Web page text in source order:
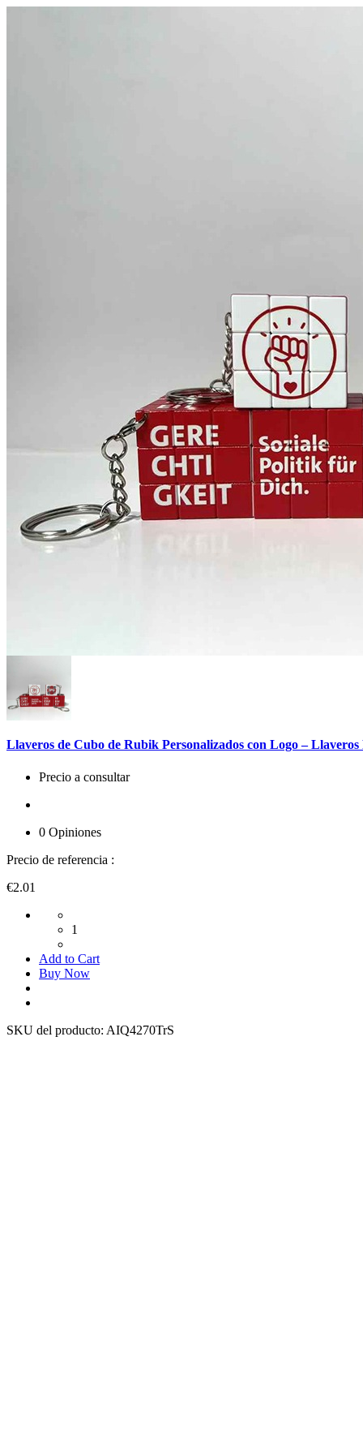
Llaveros de Cubo de Rubik Personalizados con Logo – Llaveros
Precio a consultar
0 Opiniones
Precio de referencia :
€2.01
1
Add to Cart
Buy Now
SKU del producto: AIQ4270TrS